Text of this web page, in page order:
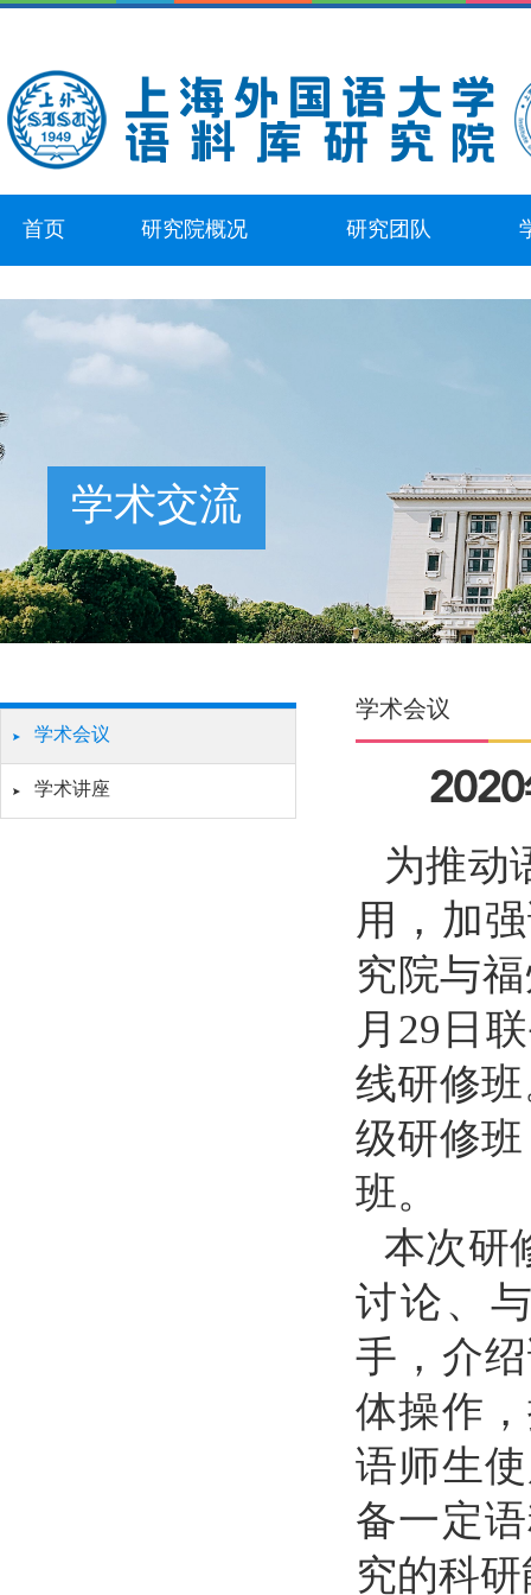
首页 研究院概况 研究团队
学术交流
学术会议
学术讲座
学术会议
为推动
用，加
究院与
月 29 日
线研修
级研修
班。
本次研
讨论、
手，介
体操作
语师生
备一定
究的科